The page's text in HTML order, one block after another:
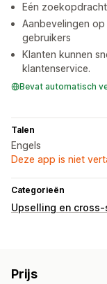
Eén
Aanbevelingen
gebruikers
Klanten kunnen
klantenservice.
Bevat automatisch
Talen
Engels
Deze app is niet
Categorieën
Upselling en
Prijs